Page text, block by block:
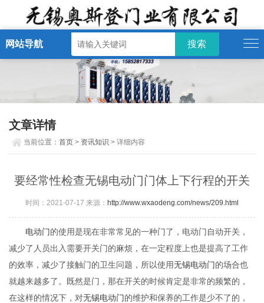
网站导航
文章详情
当前位置：首页 > 资讯知识 > 详细内容
要经常性检查无锡电动门门体上下行程的开关
时间：2021-07-17 来源： http://www.wxaodeng.com/news/209.html
电动门的使用是现在非常常见的一种门了，电动门自动开关，
减少了人员出入需要开关门的麻烦，在一定程度上也是提高了工作
的效率，减少了接触门的卫生问题，所以使用无锡电动门的场合也
就越来越多了。既然是门，那在开关的时候肯定是非常的频繁的，
在这样的情况下，对无锡电动门的维护和保养的工作是少不了的，